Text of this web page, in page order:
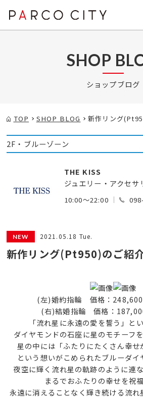
SHOP
ショップブログ
TOP SHOP BLOG 新作リング
2F・ブルーゾーン
THE KISS
ジュエリー・アクセサ
10:00～22:00
2021.05.18 Tue.
新作リング(Pt950)のご紹
(左)婚約指輪 価格：248,600
(右)結婚指輪 価格：
「流れ星に永遠の愛を誓う」と
ダイヤモンドの石座に星のモチーフ
星の中には「ふたりにたくさん幸せ
という想いがこめられたブルーダイ
夜空に輝く流れ星の軌跡のように連
まるでおふたりの幸せを祝福
永遠に消えることなく輝き続ける流れ